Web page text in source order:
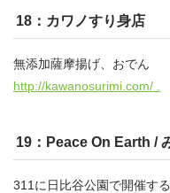
18：カワノすり身店
無添加薩摩揚げ、おでん
http://kawanosurimi.com/ .
19：Peace On Earth /
311に日比谷公園で開催す